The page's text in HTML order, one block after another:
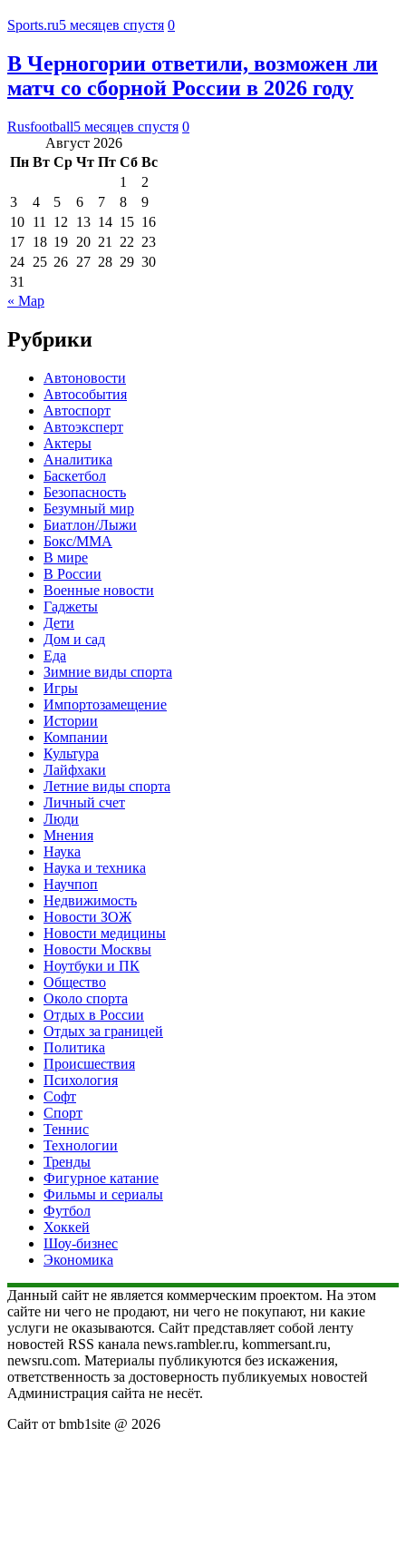
Sports.ru5 месяцев спустя 0
В Черногории ответили, возможен ли
матч со сборной России в 2026 году
Rusfootball5 месяцев спустя 0
Август 2026
Пн Вт Ср Чт Пт Сб Вс
1
2
3
4 5 6 7 8
9
10 11 12 13 14 15 16
17 18 19 20 21 22 23
24 25 26 27 28 29 30
31
« Мар
Рубрики
Автоновости
Автособытия
Автоспорт
Автоэксперт
Актеры
Аналитика
Баскетбол
Безопасность
Безумный мир
Биатлон/Лыжи
Бокс/MMA
В мире
В России
Военные новости
Гаджеты
Дети
Дом и сад
Еда
Зимние виды спорта
Игры
Импортозамещение
Истории
Компании
Культура
Лайфхаки
Летние виды спорта
Личный счет
Люди
Мнения
Наука
Наука и техника
Научпоп
Недвижимость
Новости ЗОЖ
Новости медицины
Новости Москвы
Ноутбуки и ПК
Общество
Около спорта
Отдых в России
Отдых за границей
Политика
Происшествия
Психология
Софт
Спорт
Теннис
Технологии
Тренды
Фигурное катание
Фильмы и сериалы
Футбол
Хоккей
Шоу-бизнес
Экономика
Данный сайт не является коммерческим проектом. На этом
сайте ни чего не продают, ни чего не покупают, ни какие
услуги не оказываются. Сайт представляет собой ленту
новостей RSS канала news.rambler.ru, kommersant.ru,
newsru.com. Материалы публикуются без искажения,
ответственность за достоверность публикуемых новостей
Администрация сайта не несёт.
Сайт от bmb1site @ 2026